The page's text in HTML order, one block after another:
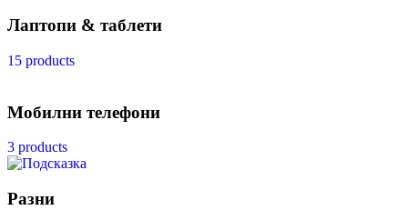
Лаптопи & таблети
15 products
Мобилни телефони
3 products
Разни